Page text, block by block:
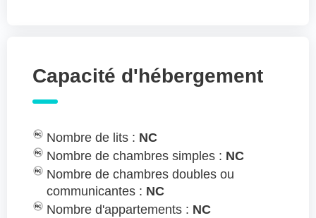
Capacité d'hébergement
Nombre de lits : NC
Nombre de chambres simples : NC
Nombre de chambres doubles ou
communicantes : NC
Nombre d'appartements : NC